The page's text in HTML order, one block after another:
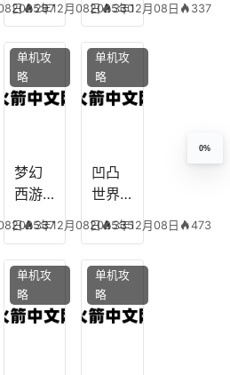
日 297
附
魔，
乐园
团装
备任
2025年12月08日 330
辅助
技能
加
点，
神武
龙宫
怎么
2025年12月08日 337
日 337
梦幻
西游
炼丹
炉攻
略，
梦幻
西游
2025年12月08日 335
单机攻
略
凹凸
世界
全部
阵容
搭
配，
凹凸
2025年12月08日 473
单机攻
略
单机攻
略
单机攻
略
0%